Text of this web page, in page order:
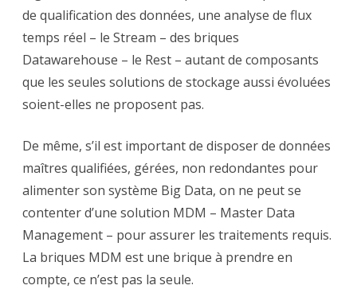
de qualification des données, une analyse de flux
temps réel – le Stream – des briques
Datawarehouse – le Rest – autant de composants
que les seules solutions de stockage aussi évoluées
soient-elles ne proposent pas.
De même, s’il est important de disposer de données
maîtres qualifiées, gérées, non redondantes pour
alimenter son système Big Data, on ne peut se
contenter d’une solution MDM – Master Data
Management – pour assurer les traitements requis.
La briques MDM est une brique à prendre en
compte, ce n’est pas la seule.